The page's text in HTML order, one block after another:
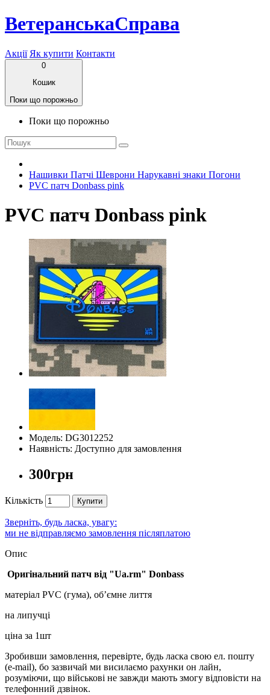
ВетеранськаСправа
Акції Як купити Контакти
0
Кошик
Поки що порожньо
Поки що порожньо
Нашивки Патчі Шеврони Нарукавні знаки Погони
PVC патч Donbass pink
PVC патч Donbass pink
Модель: DG3012252
Наявність: Доступно для замовлення
300грн
Кількість Купити
Зверніть, будь ласка, увагу:
ми не відправляємо замовлення післяплатою
Опис
Оригінальний патч від "Ua.rm" Donbass
матеріал PVC (гума), об’ємне лиття
на липучці
ціна за 1шт
Зробивши замовлення, перевірте, будь ласка свою ел. пошту
(e-mail), бо зазвичай ми висилаємо рахунки он лайн,
розуміючи, що військові не завжди мають змогу відповісти на
телефонний дзвінок.